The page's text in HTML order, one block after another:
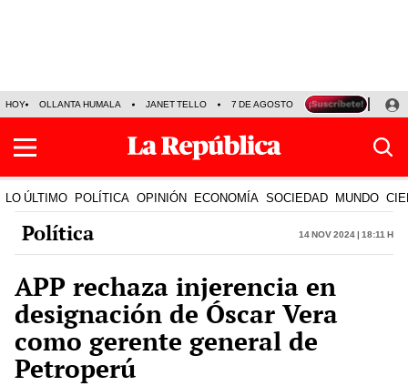
HOY OLLANTA HUMALA JANET TELLO 7 DE AGOSTO TINKA RESULTADOS
LO ÚLTIMO POLÍTICA OPINIÓN ECONOMÍA SOCIEDAD MUNDO
Política 14 Nov 2024 | 18:11 h
APP rechaza injerencia en
designación de Óscar Vera
como gerente general de
Petroperú